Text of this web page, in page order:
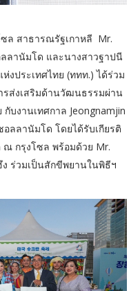
ล สาธารณรัฐเกาหลี Mr.
ลลานัมโด และนางสาวฐาปนี
งประเทศไทย (ททท.) ได้ร่วม
รส่งเสริมด้านวัฒนธรรมผ่าน
บงานเทศกาล Jeongnamjin
อลลานัมโด โดยได้รับเกียรติ
กรุงโซล พร้อมด้วย Mr.
ง ร่วมเป็นสักขีพยานในพิธีฯ